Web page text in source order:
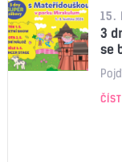
15.
3
se